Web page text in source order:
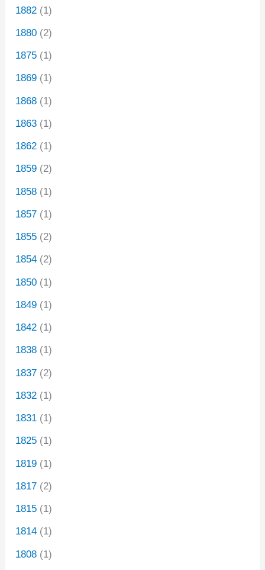
1882 (1)
1880 (2)
1875 (1)
1869 (1)
1868 (1)
1863 (1)
1862 (1)
1859 (2)
1858 (1)
1857 (1)
1855 (2)
1854 (2)
1850 (1)
1849 (1)
1842 (1)
1838 (1)
1837 (2)
1832 (1)
1831 (1)
1825 (1)
1819 (1)
1817 (2)
1815 (1)
1814 (1)
1808 (1)